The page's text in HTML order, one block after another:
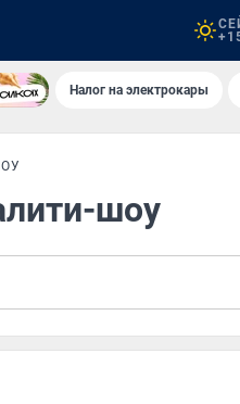
Налог на электрокары
шоу